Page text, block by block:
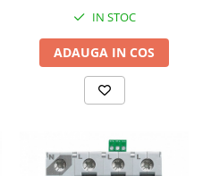
IN STOC
ADAUGA IN COS